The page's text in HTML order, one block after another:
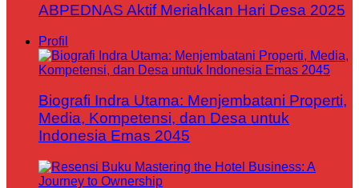
ABPEDNAS Aktif Meriahkan Hari Desa 2025
Profil
Biografi Indra Utama: Menjembatani Properti,
Media, Kompetensi, dan Desa untuk
Indonesia Emas 2045